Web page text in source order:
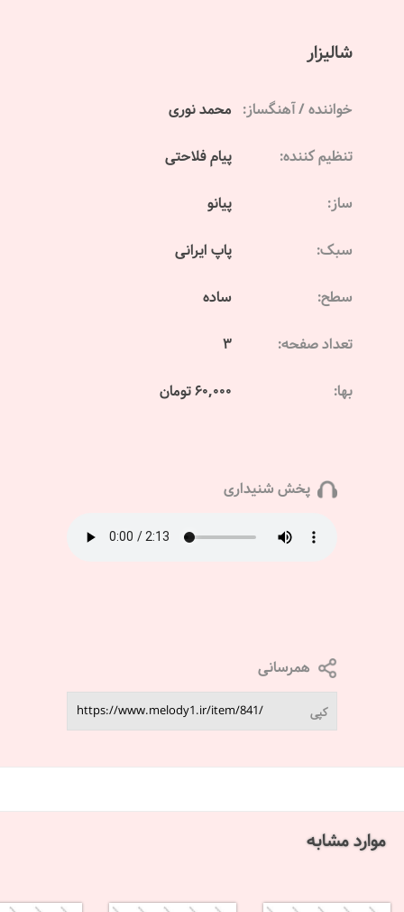
شالیزار
خواننده / آهنگساز: محمد نوری
تنظیم کننده: پیام فلاحتی
ساز: پیانو
سبک: پاپ ایرانی
سطح: ساده
تعداد صفحه: 3
بها: 60,000 تومان
پخش شنیداری
همرسانی
کپی
موارد مشابه